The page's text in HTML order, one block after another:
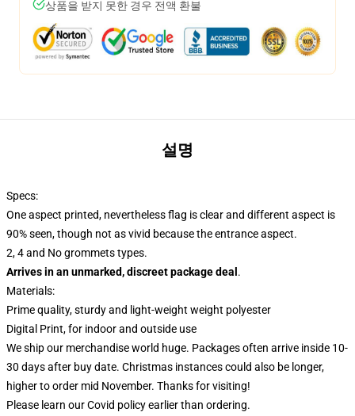
상품을 받지 못한 경우 전액 환불
설명
Specs:
One aspect printed, nevertheless flag is clear and different aspect is
90% seen, though not as vivid because the entrance aspect.
2, 4 and No grommets types.
Arrives in an unmarked, discreet package deal .
Materials:
Prime quality, sturdy and light-weight weight polyester
Digital Print, for indoor and outside use
We ship our merchandise world huge. Packages often arrive inside 10-
30 days after buy date. Christmas instances could also be longer,
higher to order mid November. Thanks for visiting!
Please learn our Covid policyearlier than ordering.